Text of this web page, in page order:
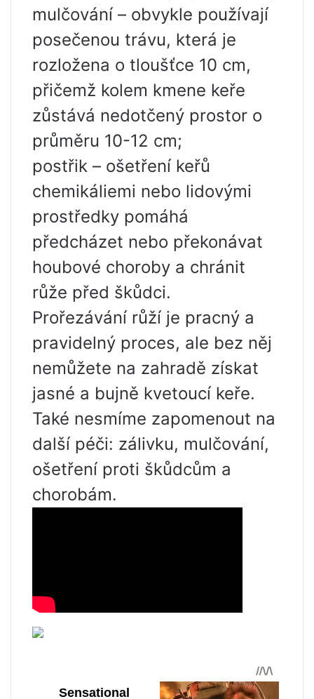
mulčování – obvykle používají
posečenou trávu, která je
rozložena o tloušťce 10 cm,
přičemž kolem kmene keře
zůstává nedotčený prostor o
průměru 10-12 cm;
postřik – ošetření keřů
chemikáliemi nebo lidovými
prostředky pomáhá
předcházet nebo překonávat
houbové choroby a chránit
růže před škůdci.
Prořezávání růží je pracný a
pravidelný proces, ale bez něj
nemůžete na zahradě získat
jasné a bujně kvetoucí keře.
Také nesmíme zapomenout na
další péči: zálivku, mulčování,
ošetření proti škůdcům a
chorobám.